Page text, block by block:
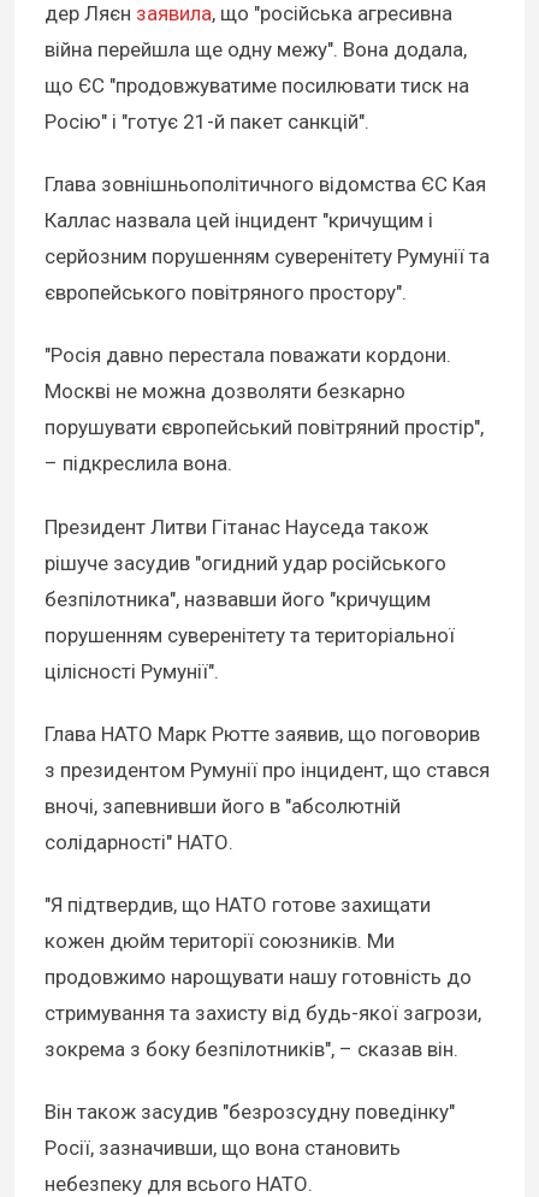
дер Ляєн заявила, що "російська агресивна
війна перейшла ще одну межу". Вона додала,
що ЄС "продовжуватиме посилювати тиск на
Росію" і "готує 21-й пакет санкцій".
Глава зовнішньополітичного відомства ЄС Кая
Каллас назвала цей інцидент "кричущим і
серйозним порушенням суверенітету Румунії та
європейського повітряного простору".
"Росія давно перестала поважати кордони.
Москві не можна дозволяти безкарно
порушувати європейський повітряний простір",
– підкреслила вона.
Президент Литви Гітанас Науседа також
рішуче засудив "огидний удар російського
безпілотника", назвавши його "кричущим
порушенням суверенітету та територіальної
цілісності Румунії".
Глава НАТО Марк Рютте заявив, що поговорив
з президентом Румунії про інцидент, що стався
вночі, запевнивши його в "абсолютній
солідарності" НАТО.
"Я підтвердив, що НАТО готове захищати
кожен дюйм території союзників. Ми
продовжимо нарощувати нашу готовність до
стримування та захисту від будь-якої загрози,
зокрема з боку безпілотників", – сказав він.
Він також засудив "безрозсудну поведінку"
Росії, зазначивши, що вона становить
небезпеку для всього НАТО.